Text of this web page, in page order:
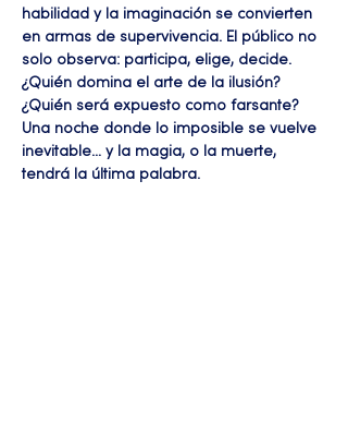
habilidad y la imaginación se convierten
en armas de supervivencia. El público no
solo observa: participa, elige, decide.
¿Quién domina el arte de la ilusión?
¿Quién será expuesto como farsante?
Una noche donde lo imposible se vuelve
inevitable… y la magia, o la muerte,
tendrá la última palabra.